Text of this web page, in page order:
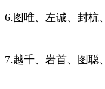
6.图唯、左诚、封杭
7.越千、岩首、图聪